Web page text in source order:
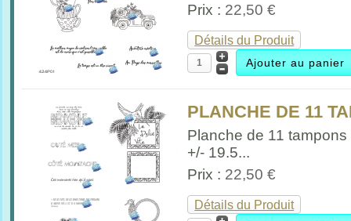
Prix : 22,50 €
Détails du Produit
PLANCHE DE 11
Planche de 11 tampons
+/- 19.5...
Prix : 22,50 €
Détails du Produit